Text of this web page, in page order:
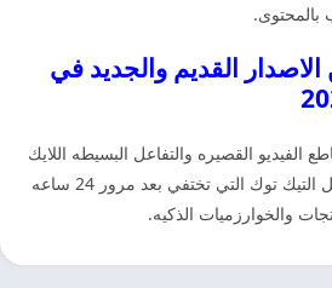
الاصدار القديم والجديد في
الفيديو القصيره والتفاعل البسيطه اللايك
والتعليق فيديوهات قصيره مثل التيك توك التي تختفي بعد مرور 24 ساعه
والخوارزميات الذكيه.